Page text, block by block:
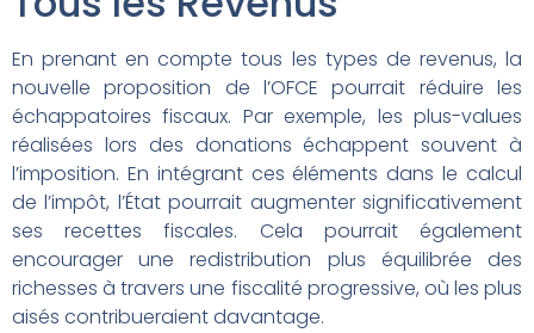
En prenant en compte tous les types de revenus, la
nouvelle proposition de l’OFCE pourrait réduire les
échappatoires fiscaux. Par exemple, les plus-values
réalisées lors des donations échappent souvent à
l’imposition. En intégrant ces éléments dans le calcul
de l’impôt, l’État pourrait augmenter significativement
ses recettes fiscales. Cela pourrait également
encourager une redistribution plus équilibrée des
richesses à travers une fiscalité progressive, où les plus
aisés contribueraient davantage.